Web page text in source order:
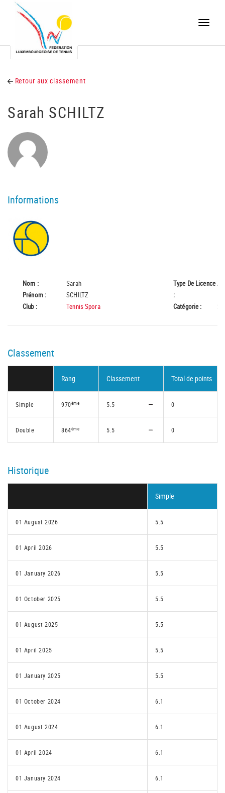
Toggle
Retour aux classement
Sarah SCHILTZ
Informations
Nom :
Sarah
Prénom :
SCHILTZ
Club :
Tennis Spora
Type De Licence
:
A
Catégorie :
Classement
Rang Classement Total de points
Simple 970ème 5.5 0
Double 864ème 5.5 0
Historique
Simple
01 August 2026 5.5
01 April 2026 5.5
01 January 2026 5.5
01 October 2025 5.5
01 August 2025 5.5
01 April 2025 5.5
01 January 2025 5.5
01 October 2024 6.1
01 August 2024 6.1
01 April 2024 6.1
01 January 2024 6.1